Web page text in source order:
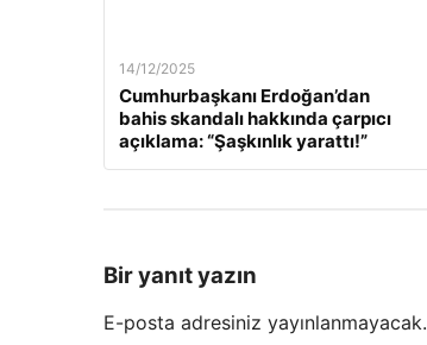
14/12/2025
Cumhurbaşkanı Erdoğan’dan
bahis skandalı hakkında çarpıcı
açıklama: “Şaşkınlık yarattı!”
Bir yanıt yazın
E-posta adresiniz yayınlanmayacak.